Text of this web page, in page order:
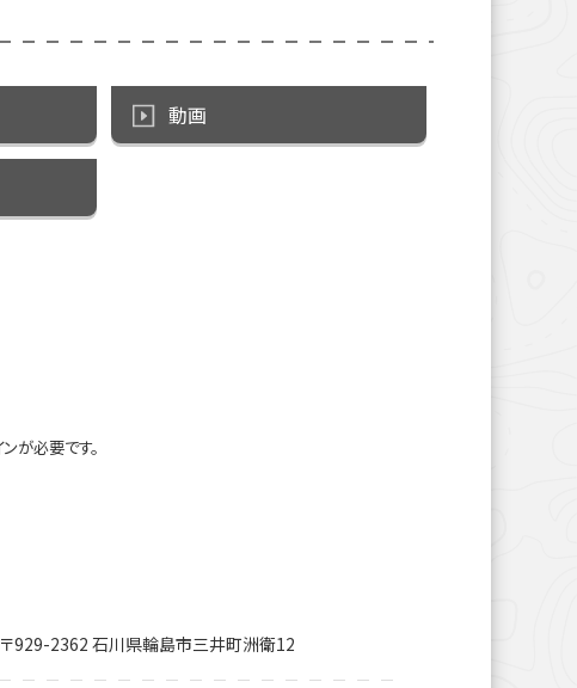
動画
が必要です。
〒929-2362 石川県輪島市三井町洲衛12